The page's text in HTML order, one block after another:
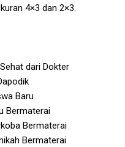
4×3 dan 2×3.
dari Dokter
Baru
Bermaterai
Bermaterai
Bermaterai